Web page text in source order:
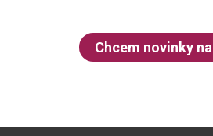
Chcem novinky